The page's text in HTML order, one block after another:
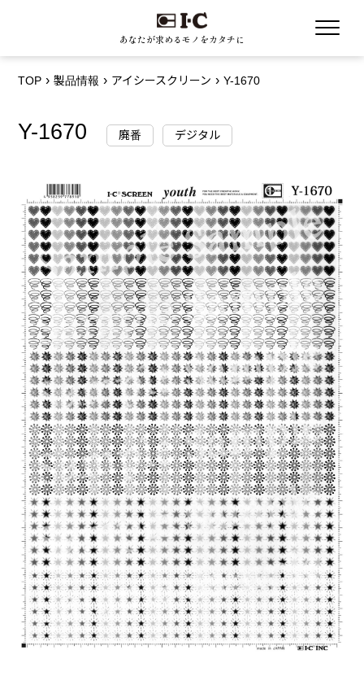
あなたが求めるモノをカタチに
TOP 製品情報 アイシースクリーン Y-1670
Y-1670 廃番 デジタル